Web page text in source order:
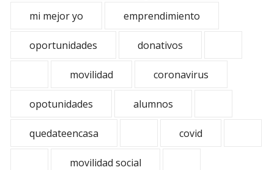
mi mejor yo emprendimiento
oportunidades donativos
movilidad coronavirus
opotunidades alumnos
quedateencasa covid
movilidad social